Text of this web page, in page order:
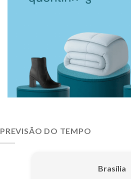
PREVISÃO DO TEMPO
Brasília